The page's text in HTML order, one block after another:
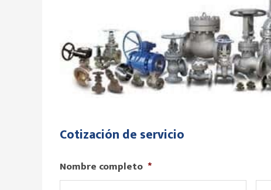
Cotización de servicio
Nombre completo *